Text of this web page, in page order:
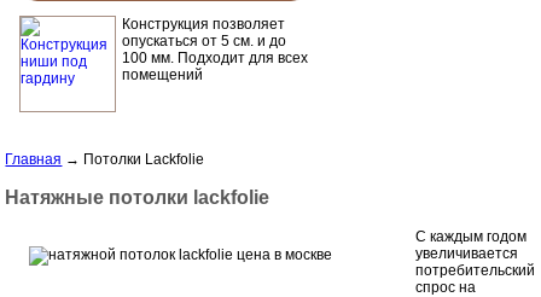
Конструкция позволяет
опускаться от 5 см. и до
100 мм. Подходит для всех
помещений
Главная → Потолки Lackfolie
Натяжные потолки lackfolie
С каждым годом
увеличивается
потребительский
спрос на